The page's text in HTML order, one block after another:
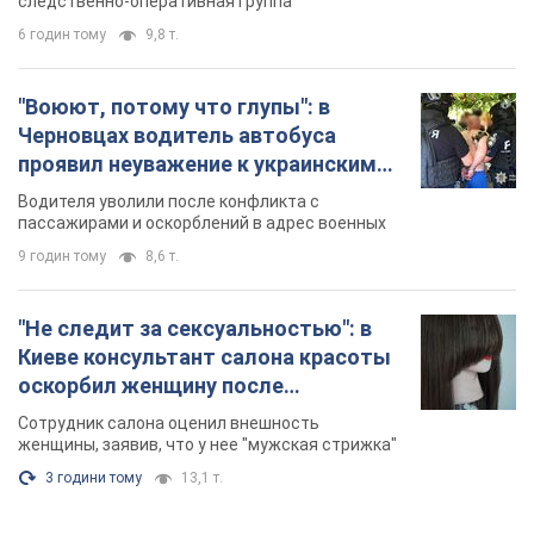
"Не следит за сексуальностью": в
Киеве консультант салона красоты
оскорбил женщину после
химиотерапии, разгорелся скандал.
Фото
женщины, заявив, что у нее "мужская стрижка"